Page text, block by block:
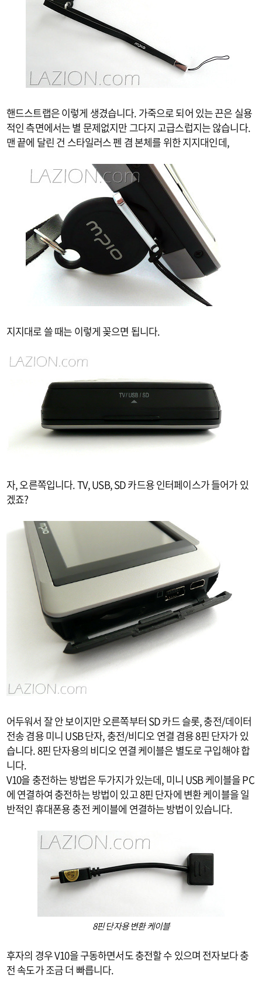
핸드스트랩은 이렇게 생겼습니다. 가죽으로 되어 있는 끈은 실용
적인 측면에서는 별 문제없지만 그다지 고급스럽지는 않습니다.
맨 끝에 달린 건 스타일러스 펜 겸 본체를 위한 지지대인데,
지지대로 쓸 때는 이렇게 꽂으면 됩니다.
자, 오른쪽입니다. TV, USB, SD 카드용 인터페이스가 들어가 있
겠죠?
어두워서 잘 안 보이지만 오른쪽부터 SD 카드 슬롯, 충전/데이터
전송 겸용 미니 USB 단자, 충전/비디오 연결 겸용 8핀 단자가 있
습니다. 8핀 단자용의 비디오 연결 케이블은 별도로 구입해야 합
니다.
V10을 충전하는 방법은 두가지가 있는데, 미니 USB 케이블을 PC
에 연결하여 충전하는 방법이 있고 8핀 단자에 변환 케이블을 일
반적인 휴대폰용 충전 케이블에 연결하는 방법이 있습니다.
8핀 단자용 변환 케이블
후자의 경우 V10을 구동하면서도 충전할 수 있으며 전자보다 충
전 속도가 조금 더 빠릅니다.